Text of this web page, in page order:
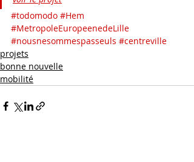
#todomodo #Hem
#MetropoleEuropeenedeLille
#nousnesommespasseuls #centreville
projets
bonne nouvelle
mobilité